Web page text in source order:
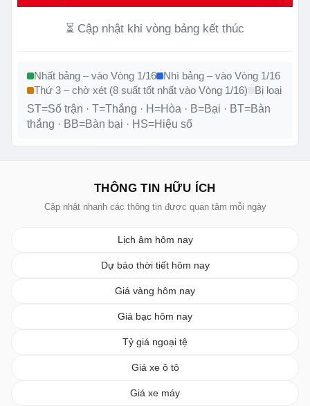
⏳ Cập nhật khi vòng bảng kết thúc
Nhất bảng – vào Vòng 1/16
Nhì bảng – vào Vòng 1/16
Thứ 3 – chờ xét (8 suất tốt nhất vào Vòng 1/16)
Bị loại
ST=Số trận · T=Thắng · H=Hòa · B=Bại · BT=Bàn
thắng · BB=Bàn bại · HS=Hiệu số
THÔNG TIN HỮU ÍCH
Cập nhật nhanh các thông tin được quan tâm mỗi ngày
Lịch âm hôm nay
Dự báo thời tiết hôm nay
Giá vàng hôm nay
Giá bạc hôm nay
Tỷ giá ngoại tệ
Giá xe ô tô
Giá xe máy